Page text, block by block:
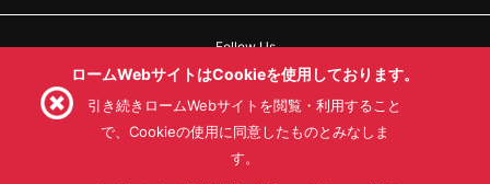
Follow Us
利用目的
ロームWebサイトはCookieを使用しております。
引き続きロームWebサイトを閲覧・利用すること
で、Cookieの使用に同意したものとみなしま
す。